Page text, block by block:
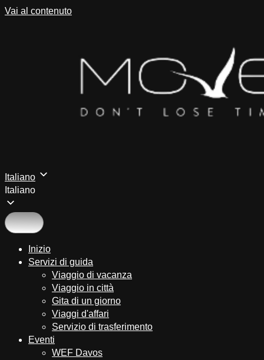
Vai al contenuto
Italiano
Italiano
Inizio
Servizi di guida
Viaggio di vacanza
Viaggio in città
Gita di un giorno
Viaggi d'affari
Servizio di trasferimento
Eventi
WEF Davos